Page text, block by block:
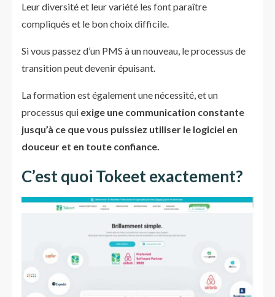
Leur diversité et leur variété les font paraître
compliqués et le bon choix difficile.
Si vous passez d’un PMS à un nouveau, le processus de
transition peut devenir épuisant.
La formation est également une nécessité, et un
processus qui exige une communication constante
jusqu’à ce que vous puissiez utiliser le logiciel en
douceur et en toute confiance.
C’est quoi Tokeet exactement?